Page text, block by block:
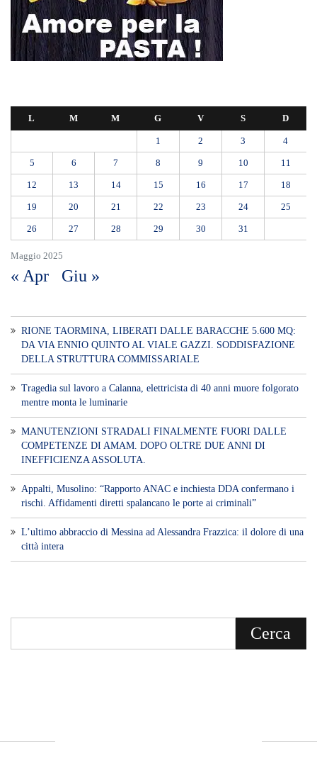
Maggio 2025
L M M G V S D
1 2 3 4
5 6 7 8 9 10 11
12 13 14 15 16 17 18
19 20 21 22 23 24 25
26 27 28 29 30 31
« Apr Giu »
RIONE TAORMINA, LIBERATI DALLE BARACCHE 5.600 MQ:
DA VIA ENNIO QUINTO AL VIALE GAZZI. SODDISFAZIONE
DELLA STRUTTURA COMMISSARIALE
Tragedia sul lavoro a Calanna, elettricista di 40 anni muore folgorato
mentre monta le luminarie
MANUTENZIONI STRADALI FINALMENTE FUORI DALLE
COMPETENZE DI AMAM. DOPO OLTRE DUE ANNI DI
INEFFICIENZA ASSOLUTA.
​Appalti, Musolino: “Rapporto ANAC e inchiesta DDA confermano i
rischi. Affidamenti diretti spalancano le porte ai criminali”
L’ultimo abbraccio di Messina ad Alessandra Frazzica: il dolore di una
città intera